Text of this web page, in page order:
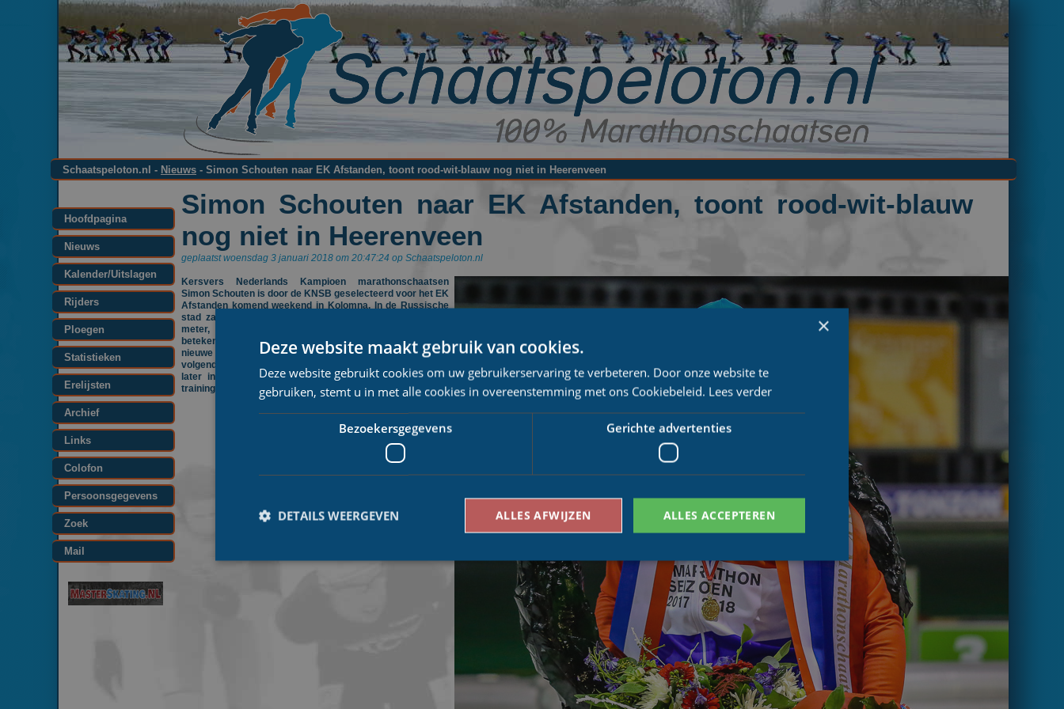
Schaatspeloton.nl - Nieuws - Simon Schouten naar EK Afstanden, toont rood-wit-blauw nog niet in Heerenveen
Hoofdpagina
Nieuws
Kalender/Uitslagen
Rijders
Ploegen
Statistieken
Erelijsten
Archief
Links
Colofon
Persoonsgegevens
Zoek
Mail
Simon Schouten naar EK Afstanden, toont rood-wit-blauw
nog niet in Heerenveen
geplaatst woensdag 3 januari 2018 om 20:47:24 op Schaatspeloton.nl
Kersvers Nederlands Kampioen marathonschaatsen
Simon Schouten is door de KNSB geselecteerd voor het EK
Afstanden komend weekend in Kolomna. In de Russische
stad zal de Royal A-ware schaatser starten op de 5.000
meter, de ploegenachtervolging en de Mass-start. Dat
betekent dat Schouten zaterdag in Heerenveen nog niet zijn
nieuwe rood-wit-blauwe trui zal kunnen tonen bij de eerste
volgende marathon. Dat zal moeten wachten tot een week
later in Alkmaar waar hij in actie komt voor dat hij op
trainingskamp naar Tenerife te vertrekken.
×
Deze website maakt gebruik van cookies.
Deze website gebruikt cookies om uw gebruikerservaring te verbeteren. Door onze website te
gebruiken, stemt u in met alle cookies in overeenstemming met ons Cookiebeleid. Lees verder
Bezoekersgegevens Gerichte advertenties
ALLES ACCEPTEREN
ALLES AFWIJZEN
DETAILS WEERGEVEN
Bezoekersgegevens Gerichte advertenties
Prestatiecookies worden gebruikt om te zien hoe bezoekers de website gebruiken, bijv. analytische cookies. Deze cookies kunnen
niet worden gebruikt om een bepaalde bezoeker direct te identificeren.
Omschrijving
This cookie name is asssociated with Google Universal Analytics -
which is a significant update to Google's more commonly used